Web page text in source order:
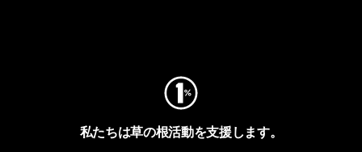
私たちは草の根活動を支援します。